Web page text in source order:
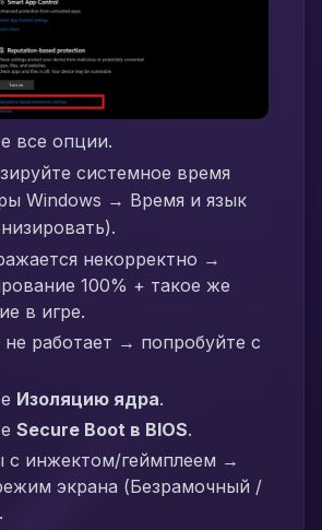
все опции.
системное время
Windows → Время и язык
некорректно →
100% + такое же
в игре.
не работает → попробуйте с
Изоляцию ядра.
Secure Boot в BIOS.
с инжектом/геймплеем →
экрана (Безрамочный /